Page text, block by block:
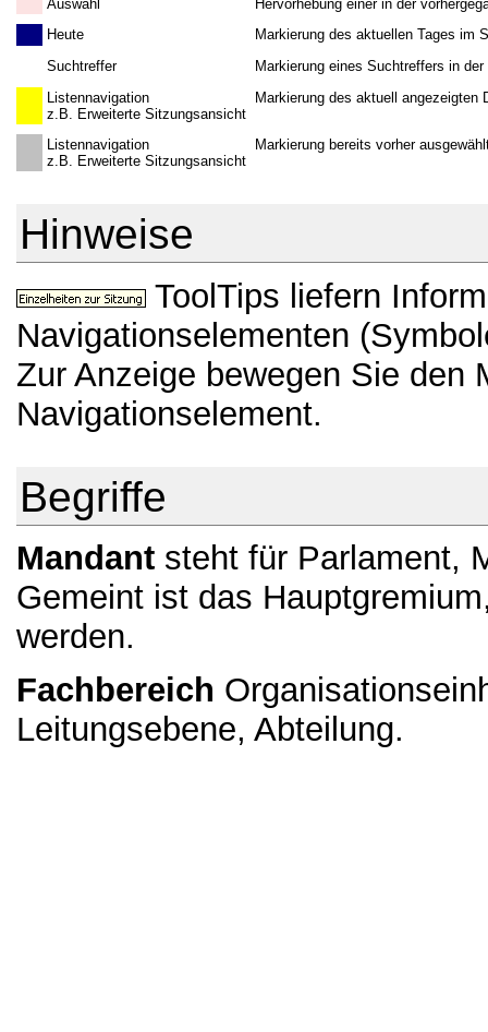
Auswahl
Hervorhebung einer in der
Heute
Markierung des aktuellen Tages im
Suchtreffer
Markierung eines Suchtreffers in
Listennavigation
z.B. Erweiterte Sitzungsansicht
Markierung des aktuell angezeigten
Listennavigation
z.B. Erweiterte Sitzungsansicht
Markierung bereits vorher
Hinweise
ToolTips liefern
Navigationselementen
Zur Anzeige bewegen Sie den
Navigationselement.
Begriffe
Mandant steht für Parlament,
Gemeint ist das
werden.
Fachbereich
Leitungsebene, Abteilung.